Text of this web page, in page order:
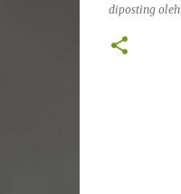
diposting oleh